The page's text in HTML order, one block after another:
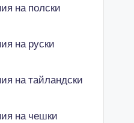
на полски
на руски
на тайландски
на чешки